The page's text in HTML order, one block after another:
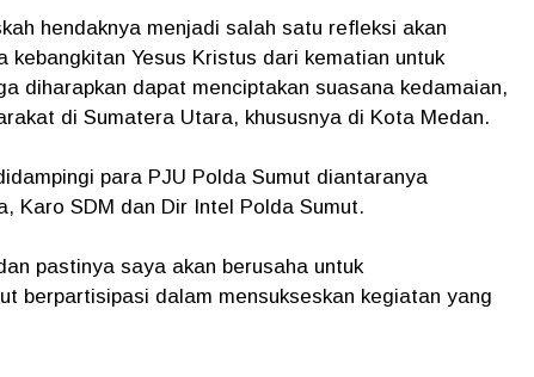
hendaknya menjadi salah satu refleksi akan
Yesus Kristus dari kematian untuk
diharapkan dapat menciptakan suasana kedamaian,
di Sumatera Utara, khususnya di Kota Medan.
para PJU Polda Sumut diantaranya
Karo SDM dan Dir Intel Polda Sumut.
pastinya saya akan berusaha untuk
berpartisipasi dalam mensukseskan kegiatan yang